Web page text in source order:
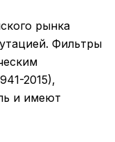
рынка
Фильтры
2015),
и имеют